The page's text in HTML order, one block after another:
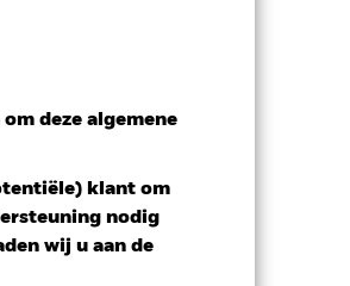
deze algemene
klant om
nodig
wij u aan de